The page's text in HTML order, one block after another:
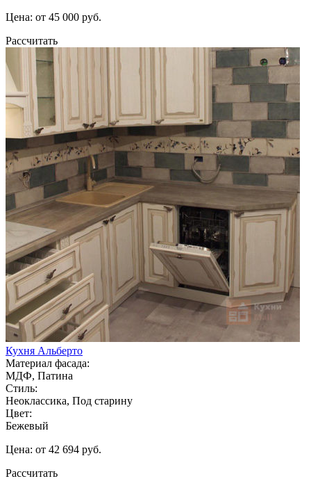
Цена: от 45 000 руб.
Рассчитать
Кухня Альберто
Материал фасада:
МДФ, Патина
Стиль:
Неоклассика, Под старину
Цвет:
Бежевый
Цена: от 42 694 руб.
Рассчитать